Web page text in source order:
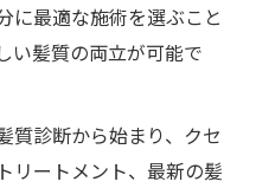
に最適な施術を選ぶこと
い髪質の両立が可能で
質診断から始まり、クセ
リートメント、最新の髪